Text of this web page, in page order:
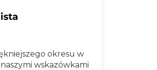
okresu w
wskazówkami